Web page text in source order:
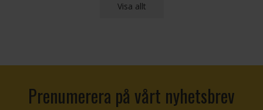
Visa allt
Prenumerera på vårt nyhetsbrev